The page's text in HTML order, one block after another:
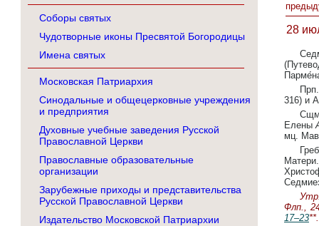
Соборы святых
Чудотворные иконы Пресвятой Богородицы
Имена святых
Московская Патриархия
Синодальные и общецерковные учреждения
и предприятия
Духовные учебные заведения Русской
Православной Церкви
Православные образовательные
организации
Зарубежные приходы и представительства
Русской Православной Церкви
Издательство Московской Патриархии
28
316) и
Елены
мц.
Флп.,
17–23**.